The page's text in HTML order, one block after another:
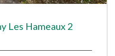
Les Hameaux 2